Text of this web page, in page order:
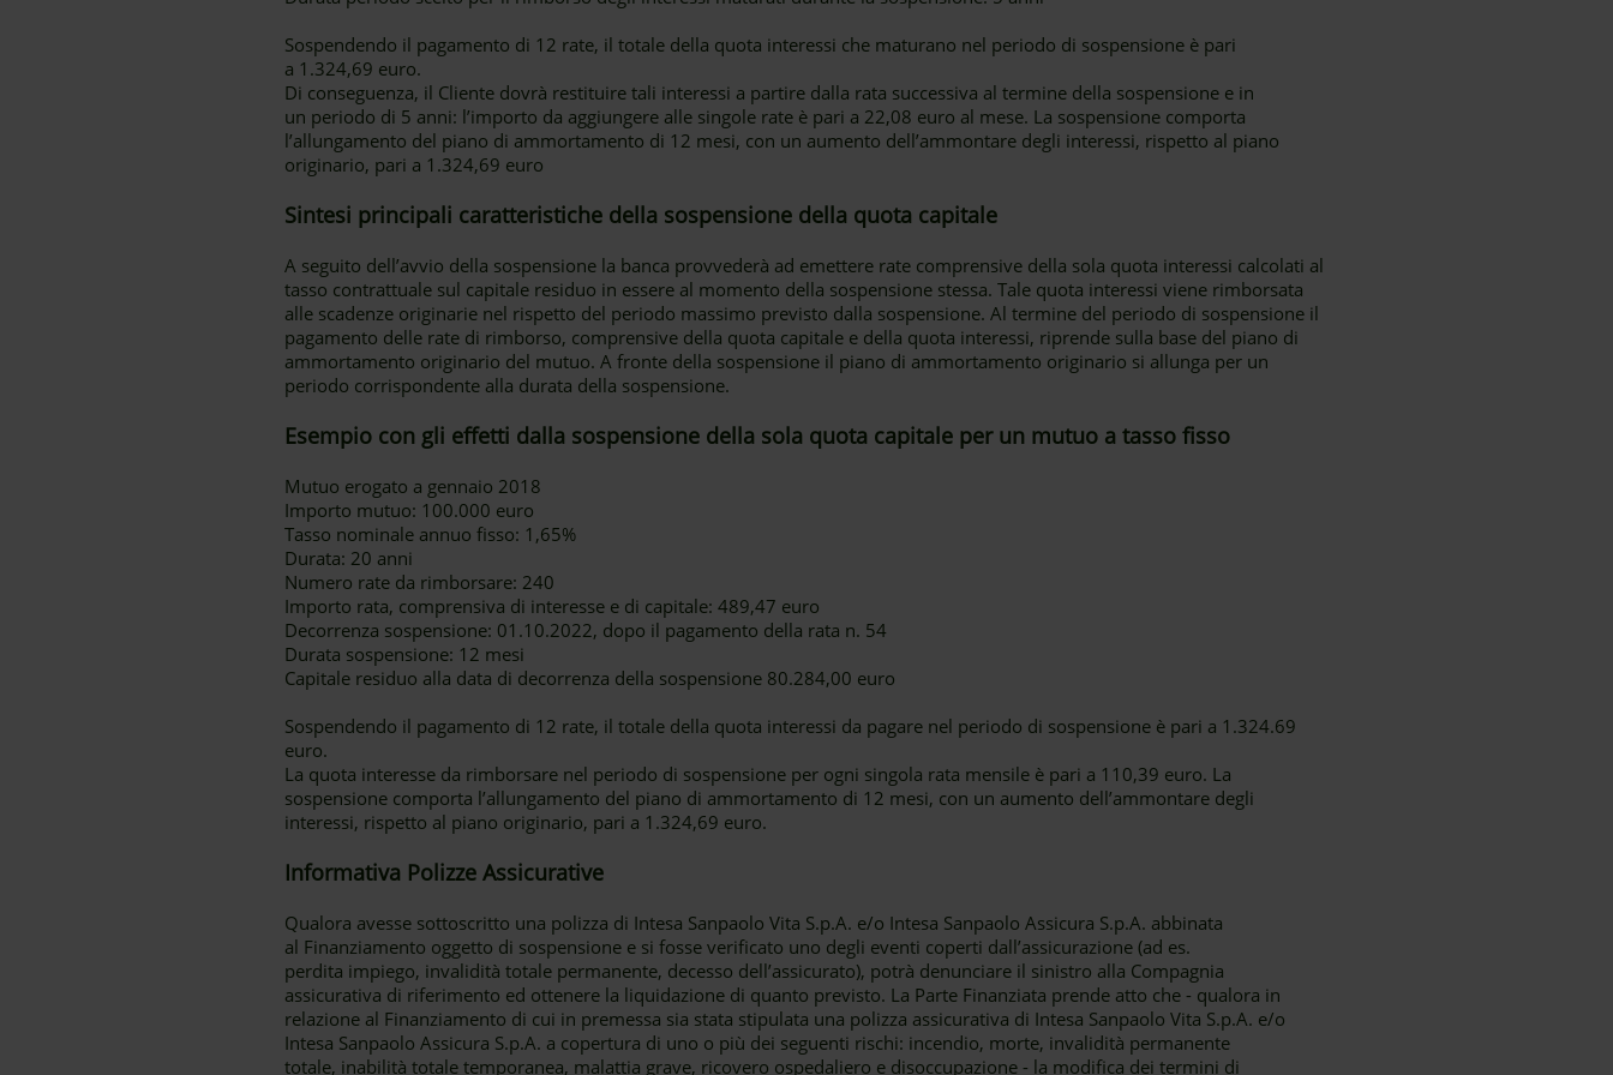
Sospendendo il pagamento di 12 rate, il totale della quota interessi che maturano nel periodo di sospensione è pari
a 1.324,69 euro.
Di conseguenza, il Cliente dovrà restituire tali interessi a partire dalla rata successiva al termine della sospensione e in
un periodo di 5 anni: l’importo da aggiungere alle singole rate è pari a 22,08 euro al mese. La sospensione comporta
l’allungamento del piano di ammortamento di 12 mesi, con un aumento dell’ammontare degli interessi, rispetto al piano
originario, pari a 1.324,69 euro
Sintesi principali caratteristiche della sospensione della quota capitale
A seguito dell’avvio della sospensione la banca provvederà ad emettere rate comprensive della sola quota interessi calcolati al
tasso contrattuale sul capitale residuo in essere al momento della sospensione stessa. Tale quota interessi viene rimborsata
alle scadenze originarie nel rispetto del periodo massimo previsto dalla sospensione. Al termine del periodo di sospensione il
pagamento delle rate di rimborso, comprensive della quota capitale e della quota interessi, riprende sulla base del piano di
ammortamento originario del mutuo. A fronte della sospensione il piano di ammortamento originario si allunga per un
periodo corrispondente alla durata della sospensione.
Esempio con gli effetti dalla sospensione della sola quota capitale per un mutuo a tasso fisso
Mutuo erogato a gennaio 2018
Importo mutuo: 100.000 euro
Tasso nominale annuo fisso: 1,65%
Durata: 20 anni
Numero rate da rimborsare: 240
Importo rata, comprensiva di interesse e di capitale: 489,47 euro
Decorrenza sospensione: 01.10.2022, dopo il pagamento della rata n. 54
Durata sospensione: 12 mesi
Capitale residuo alla data di decorrenza della sospensione 80.284,00 euro
Sospendendo il pagamento di 12 rate, il totale della quota interessi da pagare nel periodo di sospensione è pari a 1.324.69
euro.
La quota interesse da rimborsare nel periodo di sospensione per ogni singola rata mensile è pari a 110,39 euro. La
sospensione comporta l’allungamento del piano di ammortamento di 12 mesi, con un aumento dell’ammontare degli
interessi, rispetto al piano originario, pari a 1.324,69 euro.
Informativa Polizze Assicurative
Qualora avesse sottoscritto una polizza di Intesa Sanpaolo Vita S.p.A. e/o Intesa Sanpaolo Assicura S.p.A. abbinata
al Finanziamento oggetto di sospensione e si fosse verificato uno degli eventi coperti dall’assicurazione (ad es.
perdita impiego, invalidità totale permanente, decesso dell’assicurato), potrà denunciare il sinistro alla Compagnia
assicurativa di riferimento ed ottenere la liquidazione di quanto previsto. La Parte Finanziata prende atto che - qualora in
relazione al Finanziamento di cui in premessa sia stata stipulata una polizza assicurativa di Intesa Sanpaolo Vita S.p.A. e/o
Intesa Sanpaolo Assicura S.p.A. a copertura di uno o più dei seguenti rischi: incendio, morte, invalidità permanente
totale, inabilità totale temporanea, malattia grave, ricovero ospedaliero e disoccupazione - la modifica dei termini di